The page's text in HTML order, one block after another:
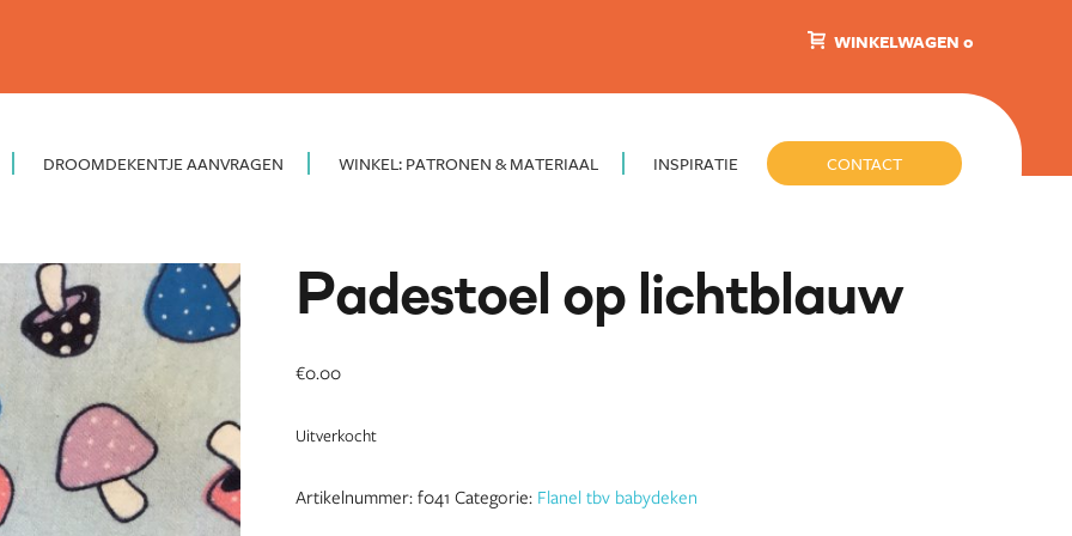
WINKELWAGEN 0
DROOMDEKENTJE AANVRAGEN WINKEL: PATRONEN & MATERIAAL INSPIRATIE CONTACT
Padestoel op lichtblauw
€0.00
Uitverkocht
Artikelnummer: f041 Categorie: Flanel tbv babydeken